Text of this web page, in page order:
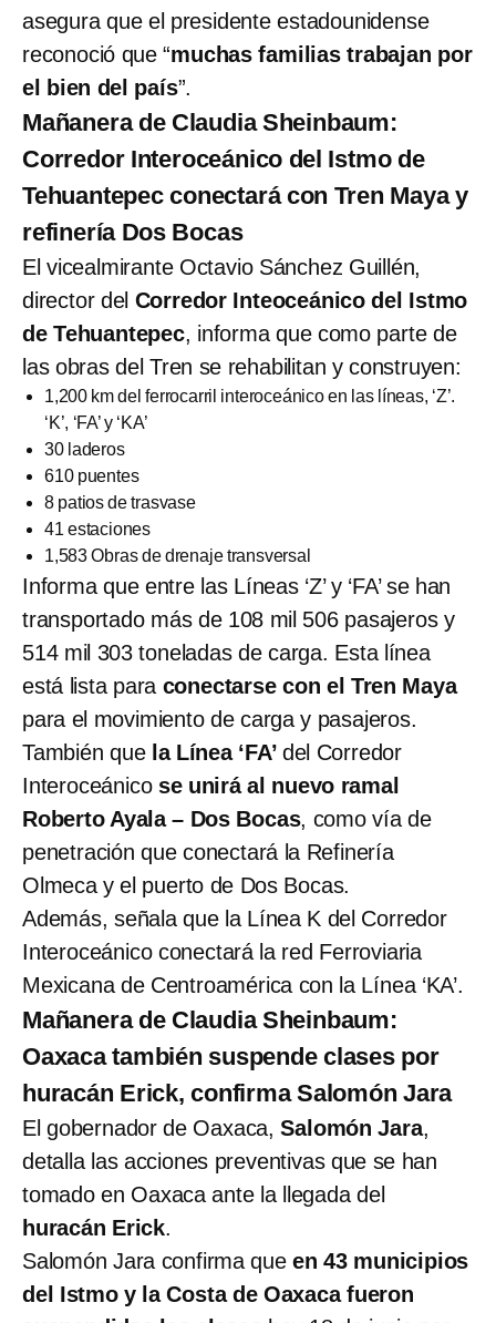
asegura que el presidente estadounidense
reconoció que “muchas familias trabajan por
el bien del país”.
Mañanera de Claudia Sheinbaum:
Corredor Interoceánico del Istmo de
Tehuantepec conectará con Tren Maya y
refinería Dos Bocas
El vicealmirante Octavio Sánchez Guillén,
director del Corredor Inteoceánico del Istmo
de Tehuantepec, informa que como parte de
las obras del Tren se rehabilitan y construyen:
1,200 km del ferrocarril interoceánico en las líneas, ‘Z’.
‘K’, ‘FA’ y ‘KA’
30 laderos
610 puentes
8 patios de trasvase
41 estaciones
1,583 Obras de drenaje transversal
Informa que entre las Líneas ‘Z’ y ‘FA’ se han
transportado más de 108 mil 506 pasajeros y
514 mil 303 toneladas de carga. Esta línea
está lista para conectarse con el Tren Maya
para el movimiento de carga y pasajeros.
También que la Línea ‘FA’ del Corredor
Interoceánico se unirá al nuevo ramal
Roberto Ayala – Dos Bocas, como vía de
penetración que conectará la Refinería
Olmeca y el puerto de Dos Bocas.
Además, señala que la Línea K del Corredor
Interoceánico conectará la red Ferroviaria
Mexicana de Centroamérica con la Línea ‘KA’.
Mañanera de Claudia Sheinbaum:
Oaxaca también suspende clases por
huracán Erick, confirma Salomón Jara
El gobernador de Oaxaca,Salomón Jara,
detalla las acciones preventivas que se han
tomado en Oaxaca ante la llegada del
huracán Erick.
Salomón Jara confirma queen 43 municipios
del Istmo y la Costa de Oaxaca fueron